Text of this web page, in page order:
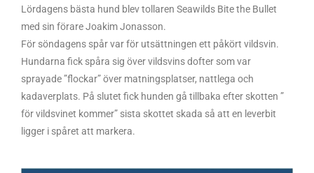
Lördagens bästa hund blev tollaren Seawilds Bite the Bullet
med sin förare Joakim Jonasson.
För söndagens spår var för utsättningen ett påkört vildsvin.
Hundarna fick spåra sig över vildsvins dofter som var
sprayade ”flockar” över matningsplatser, nattlega och
kadaverplats. På slutet fick hunden gå tillbaka efter skotten ”
för vildsvinet kommer” sista skottet skada så att en leverbit
ligger i spåret att markera.